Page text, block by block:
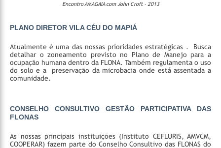
Encontro AMAGAIA com John Croft - 2013
PLANO DIRETOR VILA CÉU DO MAPIÁ
Atualmente é uma das nossas prioridades estratégicas . Busca
detalhar o zoneamento previsto no Plano de Manejo para a
ocupação humana dentro da FLONA. Também regulamenta o uso
do solo e a preservação da microbacia onde está assentada a
comunidade.
CONSELHO CONSULTIVO GESTÃO PARTICIPATIVA DAS
FLONAS
As nossas principais instituições (Instituto CEFLURIS, AMVCM,
COOPERAR) fazem parte do Conselho Consultivo das FLONAS do